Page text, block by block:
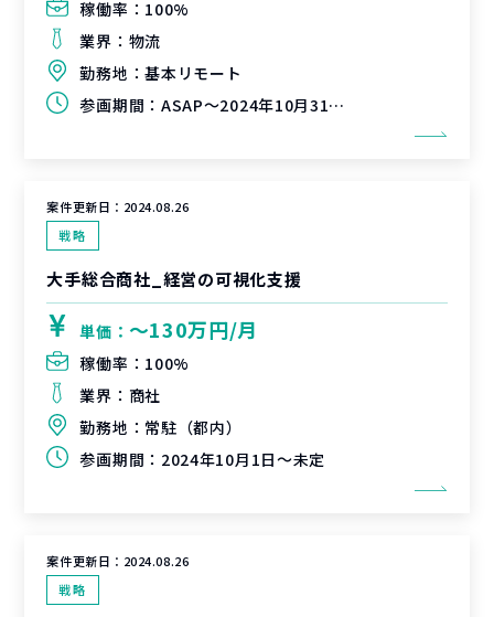
稼働率： 100%
業界： 物流
勤務地：基本リモート
参画期間： ASAP～2024年10月31日（延長可能性有）
案件更新日： 2024.08.26
戦略
大手総合商社_経営の可視化支援
単価： 〜130万円/月
稼働率： 100%
業界： 商社
勤務地： 常駐（都内）
参画期間： 2024年10月1日～未定
案件更新日： 2024.08.26
戦略